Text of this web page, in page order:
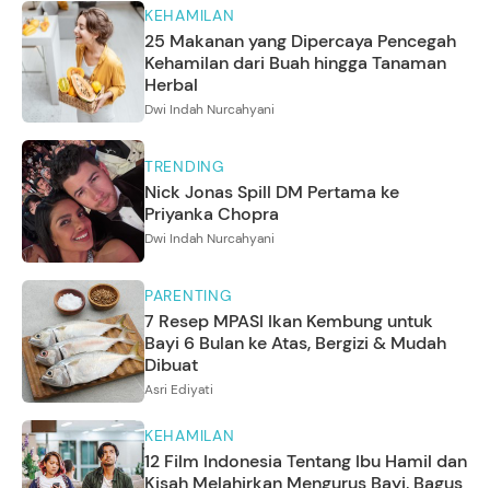
KEHAMILAN
25 Makanan yang Dipercaya Pencegah
Kehamilan dari Buah hingga Tanaman
Herbal
Dwi Indah Nurcahyani
TRENDING
Nick Jonas Spill DM Pertama ke
Priyanka Chopra
Dwi Indah Nurcahyani
PARENTING
7 Resep MPASI Ikan Kembung untuk
Bayi 6 Bulan ke Atas, Bergizi & Mudah
Dibuat
Asri Ediyati
KEHAMILAN
12 Film Indonesia Tentang Ibu Hamil dan
Kisah Melahirkan Mengurus Bayi, Bagus